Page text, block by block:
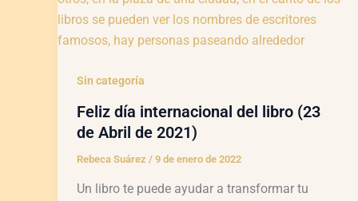
Sin categoría
Feliz día internacional del libro (23
de Abril de 2021)
Rebeca Suárez / 9 de enero de 2022
Un libro te puede ayudar a transformar tu